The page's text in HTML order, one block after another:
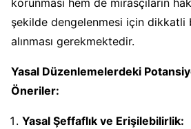
korunması hem de mirasçıların
şekilde dengelenmesi için dikkatli
alınması gerekmektedir.
Yasal Düzenlemelerdeki
Öneriler:
Yasal Şeffaflık ve Erişilebilirlik: